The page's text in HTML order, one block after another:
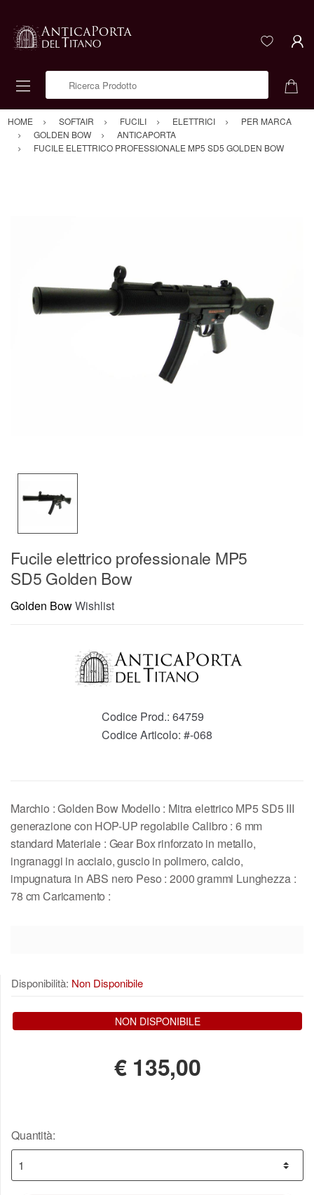
HOME SOFTAIR FUCILI ELETTRICI
PER MARCA
GOLDEN BOW
ANTICAPORTA
FUCILE ELETTRICO PROFESSIONALE MP5 SD5 GOLDEN BOW
Fucile elettrico professionale MP5
SD5 Golden Bow
Golden BowWishlist
Codice Prod.: 64759
Codice Articolo: #-068
Marchio : Golden Bow Modello : Mitra elettrico MP5 SD5 III
generazione con HOP-UP regolabile Calibro : 6 mm
standard Materiale : Gear Box rinforzato in metallo,
ingranaggi in acciaio, guscio in polimero, calcio,
impugnatura in ABS nero Peso : 2000 grammi Lunghezza :
78 cm Caricamento :
Disponibilità: Non Disponibile
NON DISPONIBILE
€ 135,00
Quantità: